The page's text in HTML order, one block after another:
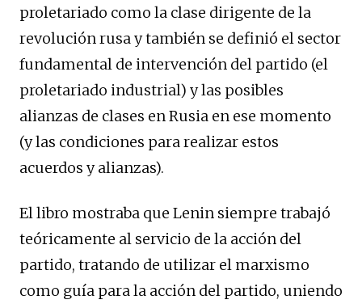
proletariado como la clase dirigente de la
revolución rusa y también se definió el sector
fundamental de intervención del partido (el
proletariado industrial) y las posibles
alianzas de clases en Rusia en ese momento
(y las condiciones para realizar estos
acuerdos y alianzas).
El libro mostraba que Lenin siempre trabajó
teóricamente al servicio de la acción del
partido, tratando de utilizar el marxismo
como guía para la acción del partido, uniendo